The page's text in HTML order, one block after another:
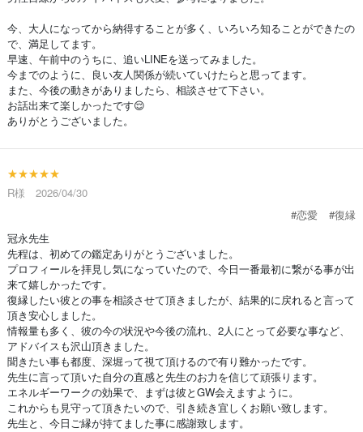
今、大人になってから納得することが多く、いろいろ知ることができたの
で、満足してます。
早速、午前中のうちに、追いLINEを送ってみました。
今までのように、良い友人関係が続いていけたらと思ってます。
また、今後の動きがありましたら、相談させて下さい。
お話出来て楽しかったです😌
ありがとうございました。
★★★★★
R様 2026/04/30
#恋愛
#復縁
冠永先生
先程は、初めての鑑定ありがとうございました。
プロフィールを拝見し気になっていたので、今日一番最初に繋がる事が出
来て嬉しかったです。
復縁したい彼との事を相談させて頂きましたが、結果的に戻れると言って
頂き安心しました。
情報量も多く、彼の今の状況や今後の流れ、2人にとって必要な事など、
アドバイスも沢山頂きました。
聞きたい事も都度、深堀って視て頂けるので有り難かったです。
先生に言って頂いた自分の直感と先生のお力を信じて頑張ります。
エネルギーワークの効果で、まずは彼とGW会えますように。
これからも見守って頂きたいので、引き続き宜しくお願い致します。
先生と、今日ご縁が持てました事に感謝致します。